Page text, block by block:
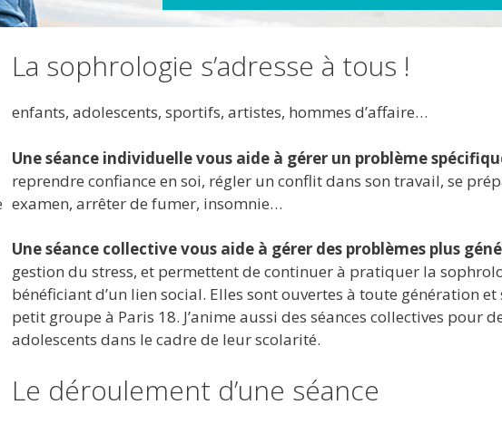
La sophrologie s’adresse à tous !
enfants, adolescents, sportifs, artistes, hommes d’affaire…
Une séance individuelle vous aide à gérer un problème
reprendre confiance en soi, régler un conflit dans son travail, se
examen, arrêter de fumer, insomnie…
Une séance collective vous aide à gérer des problèmes plus
gestion du stress, et permettent de continuer à pratiquer la
bénéficiant d’un lien social. Elles sont ouvertes à toute génération
petit groupe à Paris 18. J’anime aussi des séances collectives pour
adolescents dans le cadre de leur scolarité.
Le déroulement d’une séance